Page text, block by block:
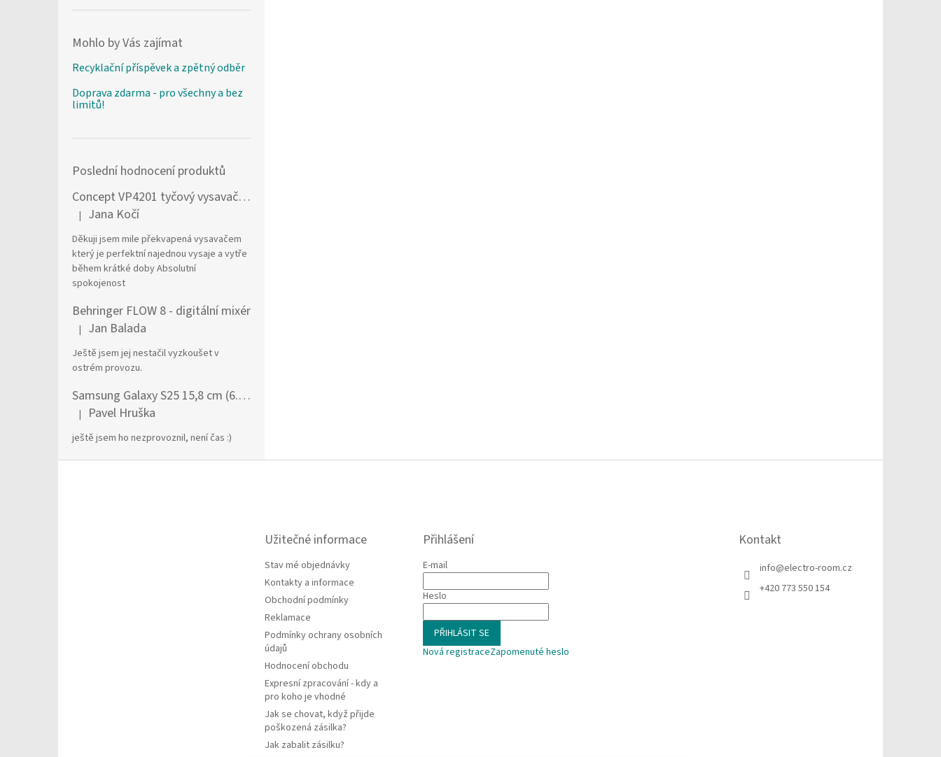
Mohlo by Vás zajímat
Recyklační příspěvek a zpětný odběr
Doprava zdarma - pro všechny a bez
limitů!
Poslední hodnocení produktů
Concept VP4201 tyčový vysavač / elektrický smeták Tyčový vysavač 2 v 1 AC Suché a mokré Bezsáčkové 0,6 l 90 W Černá, Stříbrná
Hodnocení produktu je 5 z 5 hvězdiček.
| Jana Kočí
Děkuji jsem mile překvapená vysavačem
který je perfektní najednou vysaje a vytře
během krátké doby Absolutní
spokojenost
Behringer FLOW 8 - digitální mixér
Hodnocení produktu je 5 z 5 hvězdiček.
| Jan Balada
Ještě jsem jej nestačil vyzkoušet v
ostrém provozu.
Samsung Galaxy S25 15,8 cm (6.2") Dual SIM Android 15 5G USB typu C 12 GB 256 GB 4000 mAh Námořnická modrá
Hodnocení produktu je 1 z 5 hvězdiček.
| Pavel Hruška
ještě jsem ho nezprovoznil, není čas :)
Užitečné informace
Stav mé objednávky
Kontakty a informace
Obchodní podmínky
Reklamace
Podmínky ochrany osobních
údajů
Hodnocení obchodu
Expresní zpracování - kdy a
pro koho je vhodné
Jak se chovat, když přijde
poškozená zásilka?
Jak zabalit zásilku?
Přihlášení
E-mail
Heslo
PŘIHLÁSIT SE
Nová registraceZapomenuté heslo
Kontakt
info@electro-room.cz
+420 773 550 154